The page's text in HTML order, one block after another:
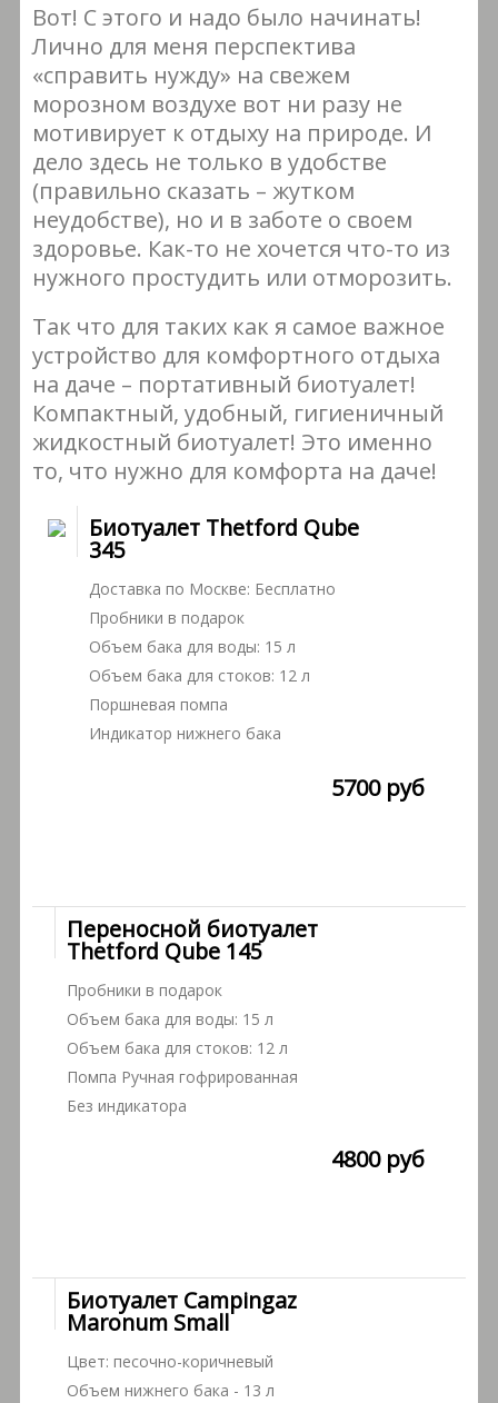
Вот! С этого и надо было начинать!
Лично для меня перспектива
«справить нужду» на свежем
морозном воздухе вот ни разу не
мотивирует к отдыху на природе. И
дело здесь не только в удобстве
(правильно сказать – жутком
неудобстве), но и в заботе о своем
здоровье. Как-то не хочется что-то из
нужного простудить или отморозить.
Так что для таких как я самое важное
устройство для комфортного отдыха
на даче – портативный биотуалет!
Компактный, удобный, гигиеничный
жидкостный биотуалет! Это именно
то, что нужно для комфорта на даче!
Биотуалет Thetford Qube
345
Доставка по Москве: Бесплатно
Пробники в подарок
Объем бака для воды: 15 л
Объем бака для стоков: 12 л
Поршневая помпа
Индикатор нижнего бака
5700 руб
Переносной биотуалет
Thetford Qube 145
Пробники в подарок
Объем бака для воды: 15 л
Объем бака для стоков: 12 л
Помпа Ручная гофрированная
Без индикатора
4800 руб
Биотуалет Campingaz
Maronum Small
Цвет: песочно-коричневый
Объем нижнего бака - 13 л